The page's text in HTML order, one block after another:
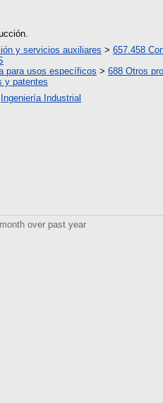
y servicios auxiliares > 657.458
para usos específicos > 688 Otros
y patentes
Ingeniería Industrial
over past year